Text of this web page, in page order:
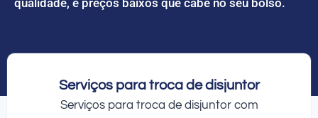
Serviços para troca de disjuntor
Serviços para troca de disjuntor com